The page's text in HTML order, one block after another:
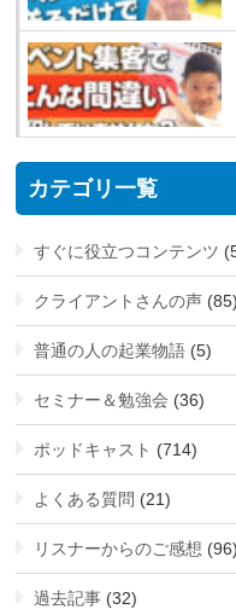
カテゴリ一覧
すぐに役立つコンテンツ
クライアントさんの声 (85)
普通の人の起業物語 (5)
セミナー＆勉強会 (36)
ポッドキャスト (714)
よくある質問 (21)
リスナーからのご感想 (96)
過去記事 (32)